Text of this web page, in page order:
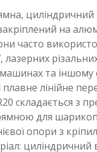
циліндричний
на
часто
лазерних
та іншому
плавне лінійне
складається з
для
опори з
циліндричний